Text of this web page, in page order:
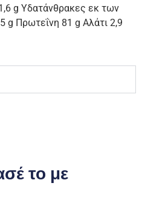
g Υδατάνθρακες εκ των
g Πρωτεΐνη 81 g Αλάτι 2,9
το με